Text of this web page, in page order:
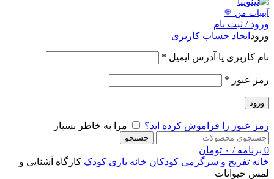
من 🍭
/ ثبت نام
ایجاد حساب کاربری
کاربری یا آدرس ایمیل*
عبور*
ورود
عبور را فراموش کرده اید؟ مرا به خاطر بسپار
جستجو
برنامه / ۰ تومان
تفریح و سرگرمی کودکانخانه بازی کودککارگاه آشنایی و
حیوانات